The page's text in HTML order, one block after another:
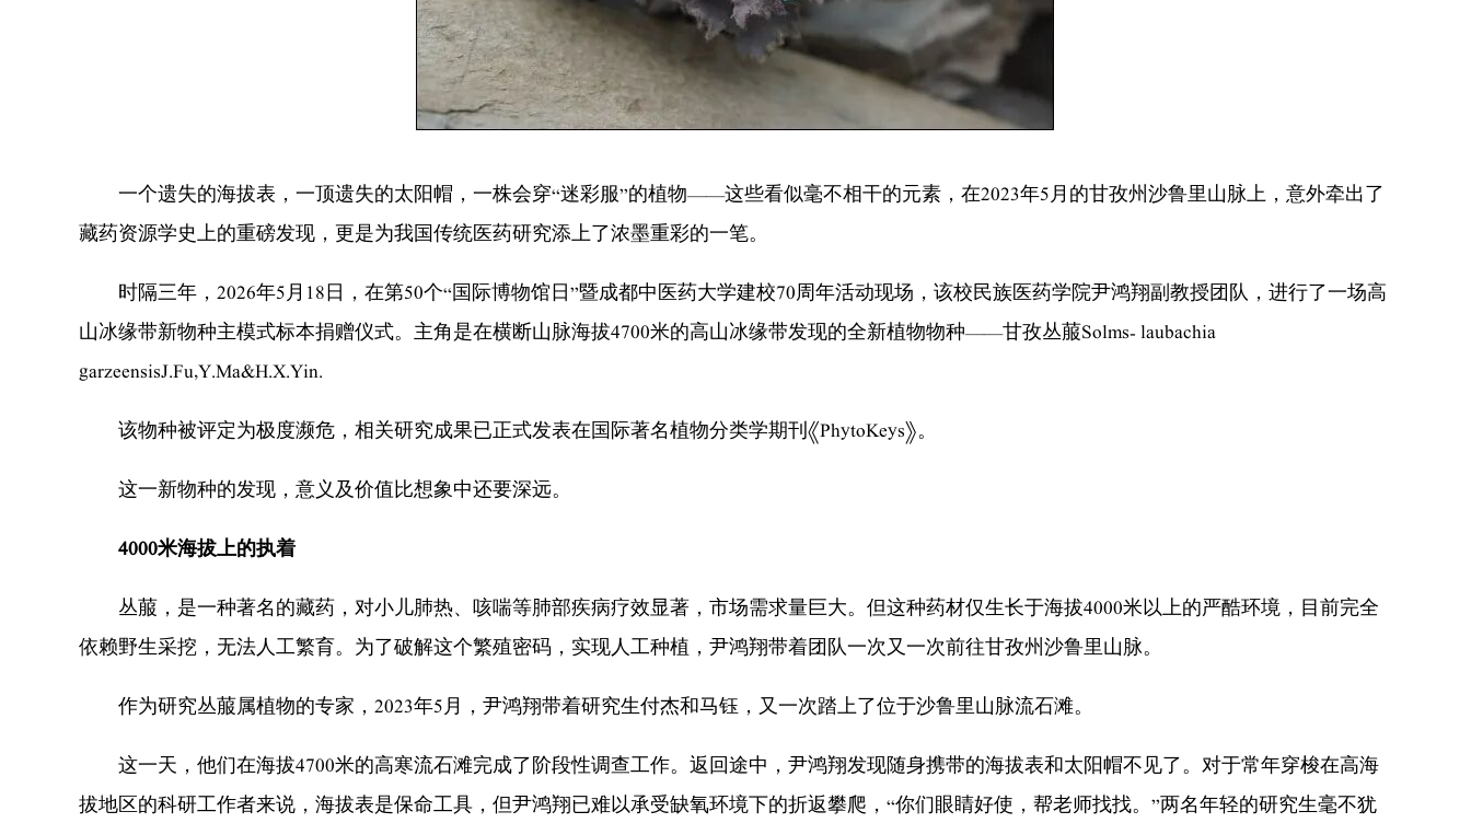
一个遗失的海拔表，一顶遗失的太阳帽，一株会穿“迷彩服”的植物——这些看似毫不相干的元素，在2023年5月的甘孜州沙鲁里山脉上，意外牵出了
藏药资源学史上的重磅发现，更是为我国传统医药研究添上了浓墨重彩的一笔。
时隔三年，2026年5月18日，在第50个“国际博物馆日”暨成都中医药大学建校70周年活动现场，该校民族医药学院尹鸿翔副教授团队，进行了一场高
山冰缘带新物种主模式标本捐赠仪式。主角是在横断山脉海拔4700米的高山冰缘带发现的全新植物物种——甘孜丛菔Solms- laubachia
garzeensisJ.Fu,Y.Ma&H.X.Yin.
该物种被评定为极度濒危，相关研究成果已正式发表在国际著名植物分类学期刊《PhytoKeys》。
这一新物种的发现，意义及价值比想象中还要深远。
4000米海拔上的执着
丛菔，是一种著名的藏药，对小儿肺热、咳喘等肺部疾病疗效显著，市场需求量巨大。但这种药材仅生长于海拔4000米以上的严酷环境，目前完全
依赖野生采挖，无法人工繁育。为了破解这个繁殖密码，实现人工种植，尹鸿翔带着团队一次又一次前往甘孜州沙鲁里山脉。
作为研究丛菔属植物的专家，2023年5月，尹鸿翔带着研究生付杰和马钰，又一次踏上了位于沙鲁里山脉流石滩。
这一天，他们在海拔4700米的高寒流石滩完成了阶段性调查工作。返回途中，尹鸿翔发现随身携带的海拔表和太阳帽不见了。对于常年穿梭在高海
拔地区的科研工作者来说，海拔表是保命工具，但尹鸿翔已难以承受缺氧环境下的折返攀爬，“你们眼睛好使，帮老师找找。”两名年轻的研究生毫不犹